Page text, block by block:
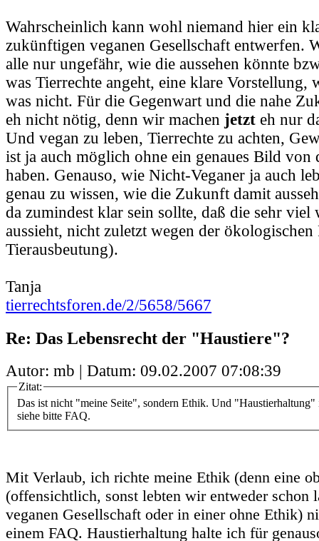
Wahrscheinlich kann wohl niemand hier ein
zukünftigen veganen Gesellschaft entwerfen.
alle nur ungefähr, wie die aussehen könnte
was Tierrechte angeht, eine klare Vorstellung,
was nicht. Für die Gegenwart und die nahe
eh nicht nötig, denn wir machen jetzt eh nur
Und vegan zu leben, Tierrechte zu achten,
ist ja auch möglich ohne ein genaues Bild
haben. Genauso, wie Nicht-Veganer ja auch
genau zu wissen, wie die Zukunft damit
da zumindest klar sein sollte, daß die sehr viel
aussieht, nicht zuletzt wegen der
Tierausbeutung).
Tanja
tierrechtsforen.de/2/5658/5667
Re: Das Lebensrecht der "Haustiere"?
Autor: mb | Datum: 09.02.2007 07:08:39
Zitat:
Das ist nicht "meine Seite", sondern Ethik. Und "Haustierhaltung"
siehe bitte FAQ.
Mit Verlaub, ich richte meine Ethik (denn eine
(offensichtlich, sonst lebten wir entweder schon
veganen Gesellschaft oder in einer ohne Ethik)
einem FAQ. Haustierhaltung halte ich für